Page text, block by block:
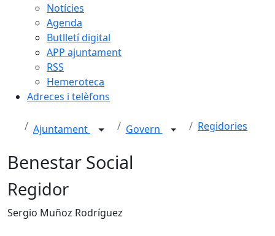
Notícies
Agenda
Butlletí digital
APP ajuntament
RSS
Hemeroteca
Adreces i telèfons
Ajuntament Govern Regidories
Benestar Social
Regidor
Sergio Muñoz Rodríguez